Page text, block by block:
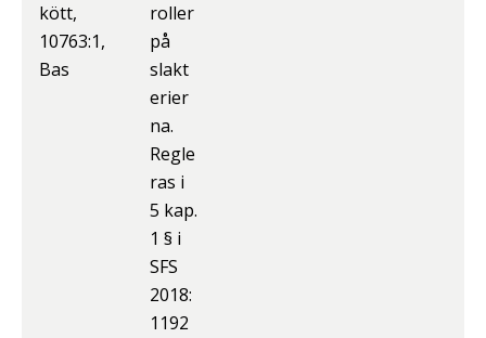
kött,
10763:1,
Bas
roller
på
slakt
erier
na.
Regle
ras i
5 kap.
1 § i
SFS
2018:
1192